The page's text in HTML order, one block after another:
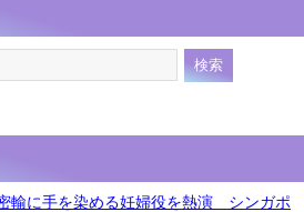
輸に手を染める妊婦役を熱演 シンガポ